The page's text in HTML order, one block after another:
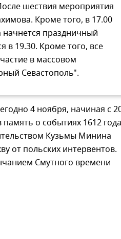
шествия мероприятия
Кроме того, в 17.00
праздничный
в 19.30. Кроме того, все
в массовом
Севастополь".
4 ноября, начиная с
о событиях 1612
Кузьмы Минина
от польских интервентов.
Смутного времени